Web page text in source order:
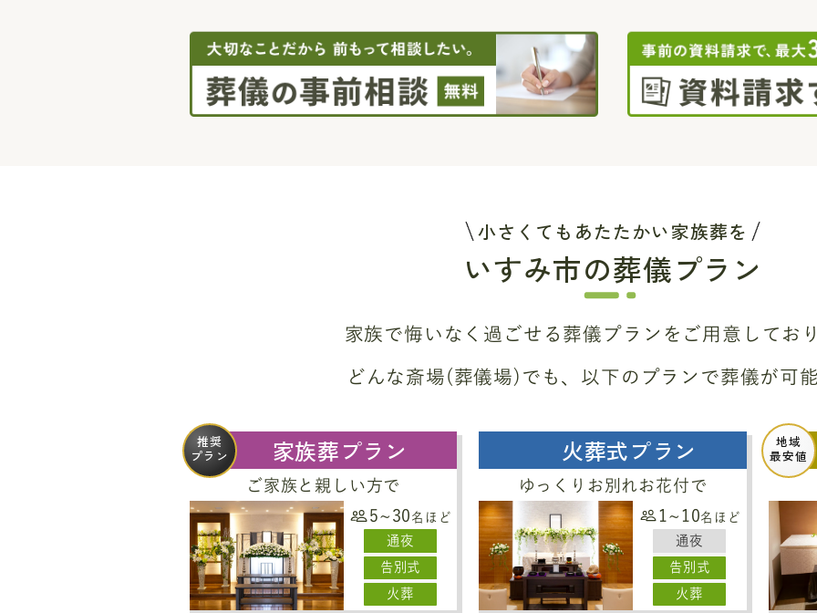
小さくてもあたたかい家族葬を
いすみ市の葬儀プラン
家族で悔いなく過ごせる葬儀プラン をご用意してお
どんな斎場(葬儀場)でも、 以下のプランで葬儀が可
推奨
プラン
家族葬プラン
ご家族と親しい方で
5~30 名ほど
通夜
告別式
火葬
火葬式プラン
ゆっくりお別れお花付で
1~10名ほど
通夜
告別式
火葬
地域
最安値